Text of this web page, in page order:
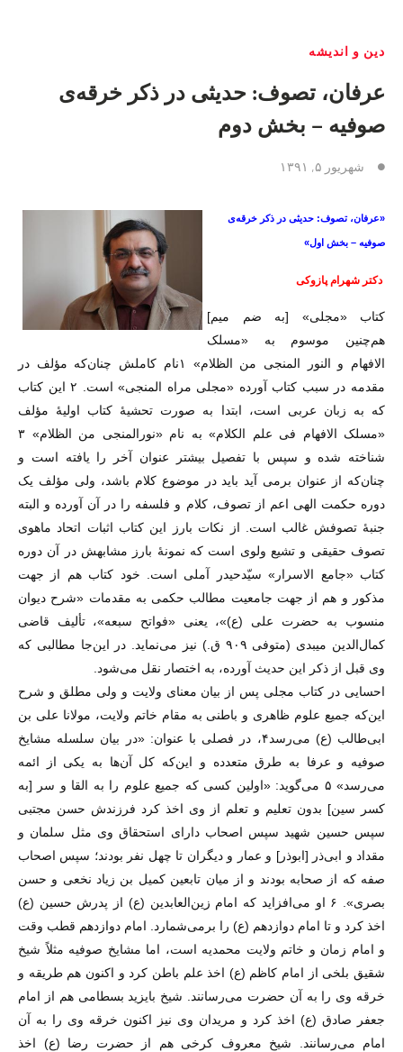
دین و اندیشه
عرفان، تصوف: حدیثی در ذکر خرقه‌ی
صوفیه – بخش دوم
شهریور ۵, ۱۳۹۱
«عرفان، تصوف: حدیثی در ذکر خرقه‌ی
صوفیه – بخش اول»
دکتر شهرام پازوکی
کتاب «مجلی» [به ضم میم]
هم‌چنین موسوم به «مسلک
الافهام و النور المنجی من الظلام» ۱نام کاملش چنان‌که مؤلف در
مقدمه در سبب کتاب آورده «مجلی مراه المنجی» است. ۲ این کتاب
که به زبان عربی است، ابتدا به صورت تحشیهٔ کتاب اولیهٔ مؤلف
«مسلک الافهام فی علم الکلام» به نام «نورالمنجی من الظلام» ۳
شناخته شده و سپس با تفصیل بیشتر عنوان آخر را یافته است و
چنان‌که از عنوان برمی آید باید در موضوع کلام باشد، ولی مؤلف یک
دوره حکمت الهی اعم از تصوف، کلام و فلسفه را در آن آورده و البته
جنبهٔ تصوفش غالب است. از نکات بارز این کتاب اثبات اتحاد ماهوی
تصوف حقیقی و تشیع ولوی است که نمونهٔ بارز مشابهش در آن دوره
کتاب «جامع الاسرار» سیّدحیدر آملی است. خود کتاب هم از جهت
مذکور و هم از جهت جامعیت مطالب حکمی به مقدمات «شرح دیوان
منسوب به حضرت علی (ع)»، یعنی «فواتح سبعه»، تألیف قاضی
کمال‌الدین میبدی (متوفی ۹۰۹ ق.) نیز می‌نماید. در این‌جا مطالبی که
وی قبل از ذکر این حدیث آورده، به اختصار نقل می‌شود.
احسایی در کتاب مجلی پس از بیان معنای ولایت و ولی مطلق و شرح
این‌که جمیع علوم ظاهری و باطنی به مقام خاتم ولایت، مولانا علی بن
ابی‌طالب (ع) می‌رسد۴، در فصلی با عنوان: «در بیان سلسله مشایخ
صوفیه و عرفا به طرق متعدده و این‌که کل آن‌ها به یکی از ائمه
می‌رسد» ۵ می‌گوید: «اولین کسی که جمیع علوم را به القا و سر [به
کسر سین] بدون تعلیم و تعلم از وی اخذ کرد فرزندش حسن مجتبی
سپس حسین شهید سپس اصحاب دارای استحقاق وی مثل سلمان و
مقداد و ابی‌ذر [ابوذر] و عمار و دیگران تا چهل نفر بودند؛ سپس اصحاب
صفه که از صحابه بودند و از میان تابعین کمیل بن زیاد نخعی و حسن
بصری». ۶ او می‌افزاید که امام زین‌العابدین (ع) از پدرش حسین (ع)
اخذ کرد و تا امام دوازدهم (ع) را برمی‌شمارد. امام دوازدهم قطب وقت
و امام زمان و خاتم ولایت محمدیه است، اما مشایخ صوفیه مثلاً شیخ
شقیق بلخی از امام کاظم (ع) اخذ علم باطن کرد و اکنون هم طریقه و
خرقه وی را به آن حضرت می‌رسانند. شیخ بایزید بسطامی هم از امام
جعفر صادق (ع) اخذ کرد و مریدان وی نیز اکنون خرقه وی را به آن
امام می‌رسانند. شیخ معروف کرخی هم از حضرت رضا (ع) اخذ